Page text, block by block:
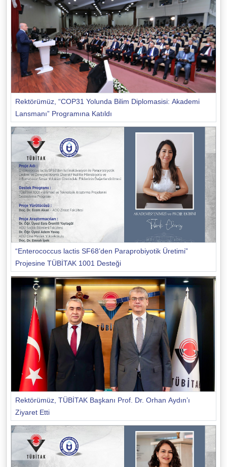
Rektörümüz, “COP31 Yolunda Bilim Diplomasisi: Akademi
Lansmanı” Programına Katıldı
“Enterococcus lactis SF68’den Paraprobiyotik Üretimi”
Projesine TÜBİTAK 1001 Desteği
Rektörümüz, TÜBİTAK Başkanı Prof. Dr. Orhan Aydın’ı
Ziyaret Etti